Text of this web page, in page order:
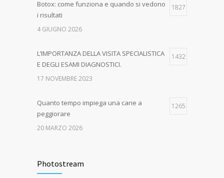
Botox: come funziona e quando si vedono
i risultati
1827
4 GIUGNO 2026
L’IMPORTANZA DELLA VISITA SPECIALISTICA
E DEGLI ESAMI DIAGNOSTICI.
1432
17 NOVEMBRE 2023
Quanto tempo impiega una carie a
peggiorare
1265
20 MARZO 2026
ottobre al 15 dicembre 2023
Photostream